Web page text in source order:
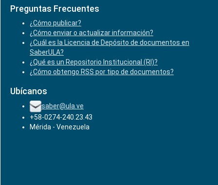
Preguntas Frecuentes
¿Cómo publicar?
¿Cómo enviar o actualizar información?
¿Cuál es la Licencia de Depósito de documentos en
SaberULA?
¿Qué es un Repositorio Institucional (RI)?
¿Cómo obtengo RSS por tipo de documentos?
Ubícanos
saber@ula.ve
+58-0274-240.23.43
Mérida - Venezuela